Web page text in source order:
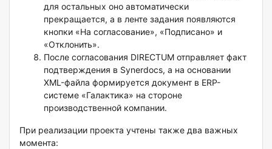
для остальных оно автоматически
прекращается, а в ленте задания появляются
кнопки «На согласование», «Подписано» и
«Отклонить».
После согласования DIRECTUM отправляет факт
подтверждения в Synerdocs, а на основании
XML-файла формируется документ в ERP-
системе «Галактика» на стороне
производственной компании.
При реализации проекта учтены также два важных
момента: